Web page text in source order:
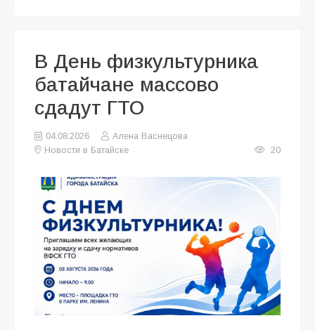
В День физкультурника
батайчане массово
сдадут ГТО
04.08.2026
Алена Васнецова
Новости в Батайске
20